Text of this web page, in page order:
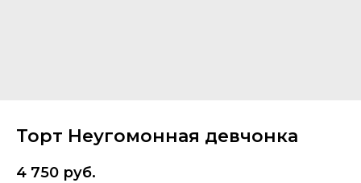
Торт Неугомонная девчонка
4 750 руб.